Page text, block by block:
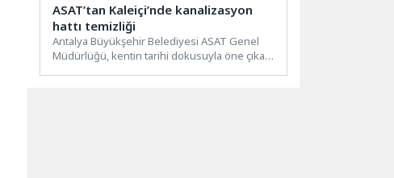
ASAT’tan Kaleiçi’nde kanalizasyon
hattı temizliği
Antalya Büyükşehir Belediyesi ASAT Genel
Müdürlüğü, kentin tarihi dokusuyla öne çıkan